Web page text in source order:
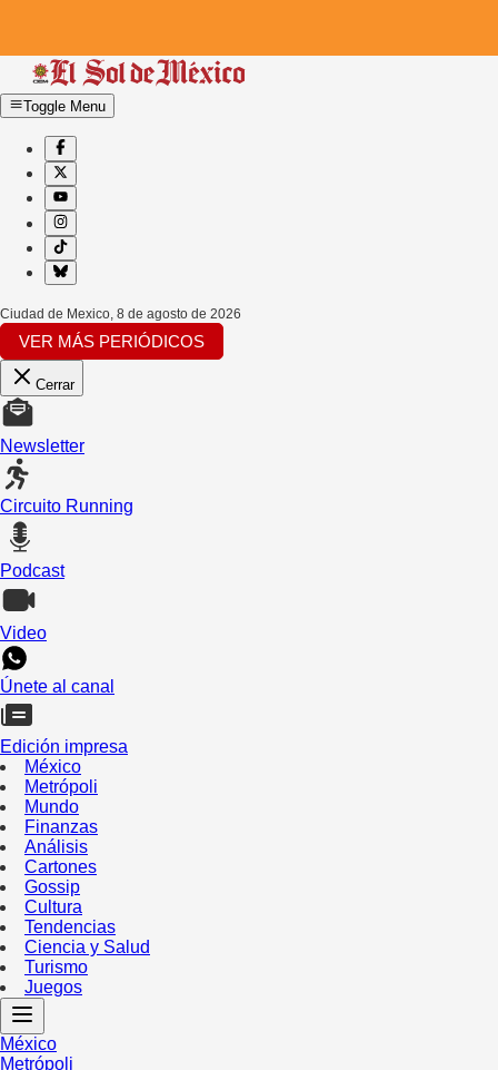
Toggle Menu
Ciudad de Mexico, 8 de agosto de 2026
VER MÁS PERIÓDICOS
Cerrar
Newsletter
Circuito Running
Podcast
Video
Únete al canal
Edición impresa
México
Metrópoli
Mundo
Finanzas
Análisis
Cartones
Gossip
Cultura
Tendencias
Ciencia y Salud
Turismo
Juegos
México
Metrópoli